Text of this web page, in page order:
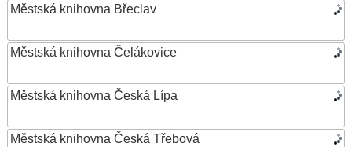
Městská knihovna Břeclav
Městská knihovna Čelákovice
Městská knihovna Česká Lípa
Městská knihovna Česká Třebová